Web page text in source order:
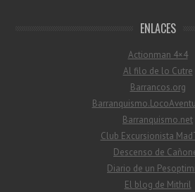
ENLACES
Actionman 4×4
Al filo de lo Cutre
Barrancos.org
Barranquismo.net
Club Excursionista
Descenso de
Diario de un
El blog de Mithril